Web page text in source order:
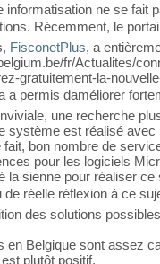
informatisation ne se fait
Récemment, le
FisconetPlus, a
fr/Actualites/
gratuitement-la-
a permis daméliorer
une recherche
système est réalisé avec
bon nombre de
pour les logiciels
la sienne pour réaliser ce
de réelle réflexion à ce
des solutions
en Belgique sont assez
plutôt positif.